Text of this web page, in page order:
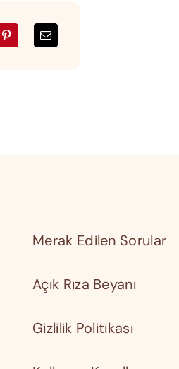
Merak Edilen Sorular
Açık Rıza Beyanı
Gizlilik Politikası